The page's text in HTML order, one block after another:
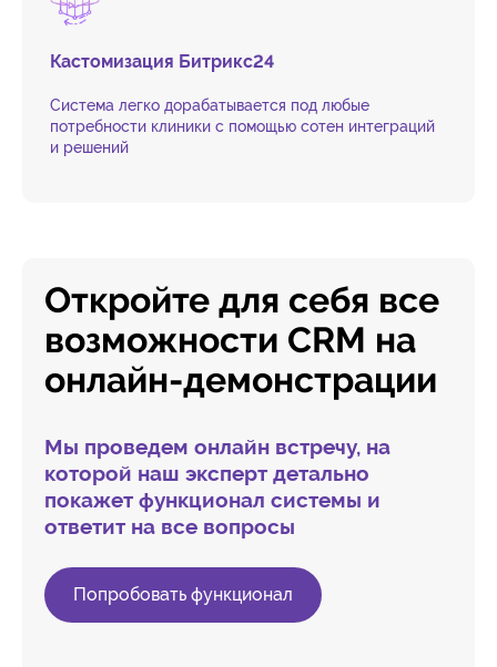
Кастомизация Битрикс24
Система легко дорабатывается под любые
потребности клиники с помощью сотен интеграций
и решений
Откройте для себя все
возможности CRM на
онлайн-демонстрации
Мы проведем онлайн встречу, на
которой наш эксперт детально
покажет функционал системы и
ответит на все вопросы
Попробовать функционал